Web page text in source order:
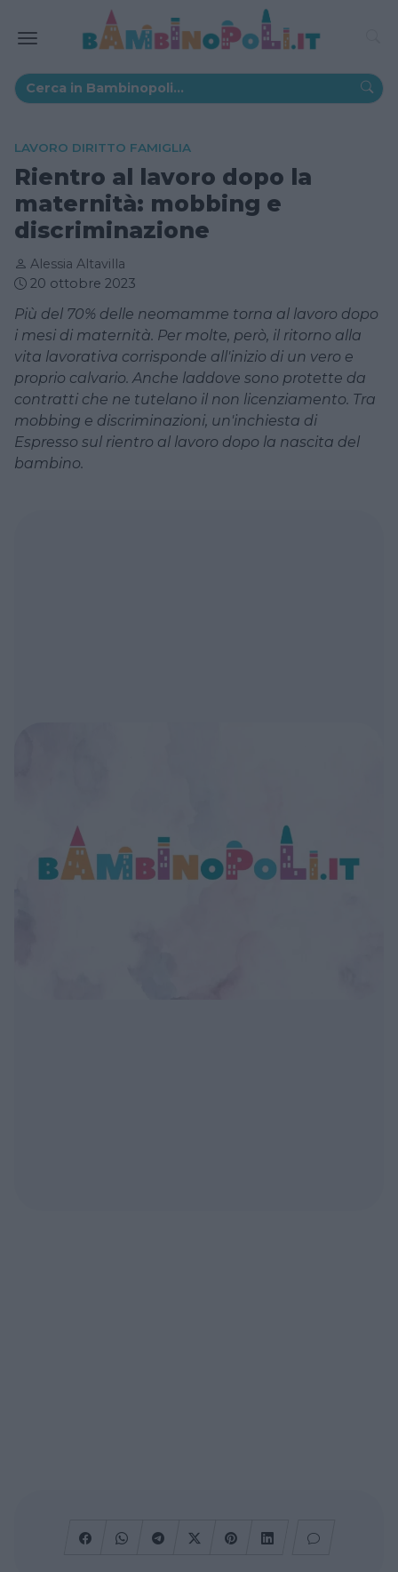
LAVORO DIRITTO FAMIGLIA
Rientro al lavoro dopo la
maternità: mobbing e
discriminazione
Alessia Altavilla
20 ottobre 2023
Più del 70% delle neomamme torna al lavoro dopo
i mesi di maternità. Per molte, però, il ritorno alla
vita lavorativa corrisponde all'inizio di un vero e
proprio calvario. Anche laddove sono protette da
contratti che ne tutelano il non licenziamento. Tra
mobbing e discriminazioni, un'inchiesta di
Espresso sul rientro al lavoro dopo la nascita del
bambino.